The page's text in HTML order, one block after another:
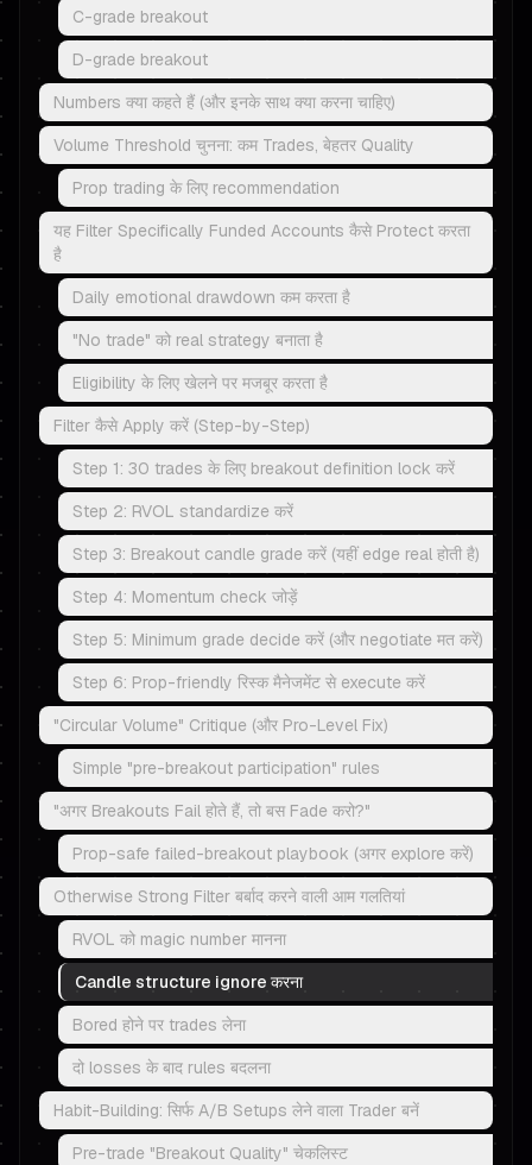
C-grade breakout
D-grade breakout
Numbers क्या कहते हैं (और इनके साथ क्या करना चाहिए)
Volume Threshold चुनना: कम Trades, बेहतर Quality
Prop trading के लिए recommendation
यह Filter Specifically Funded Accounts कैसे Protect करता
है
Daily emotional drawdown कम करता है
"No trade" को real strategy बनाता है
Eligibility के लिए खेलने पर मजबूर करता है
Filter कैसे Apply करें (Step-by-Step)
Step 1: 30 trades के लिए breakout definition lock करें
Step 2: RVOL standardize करें
Step 3: Breakout candle grade करें (यहीं edge real होती है)
Step 4: Momentum check जोड़ें
Step 5: Minimum grade decide करें (और negotiate मत करें)
Step 6: Prop-friendly रिस्क मैनेजमेंट से execute करें
"Circular Volume" Critique (और Pro-Level Fix)
Simple "pre-breakout participation" rules
"अगर Breakouts Fail होते हैं, तो बस Fade करो?"
Prop-safe failed-breakout playbook (अगर explore करें)
Otherwise Strong Filter बर्बाद करने वाली आम गलतियां
RVOL को magic number मानना
Candle structure ignore करना
Bored होने पर trades लेना
दो losses के बाद rules बदलना
Habit-Building: सिर्फ A/B Setups लेने वाला Trader बनें
Pre-trade "Breakout Quality" चेकलिस्ट